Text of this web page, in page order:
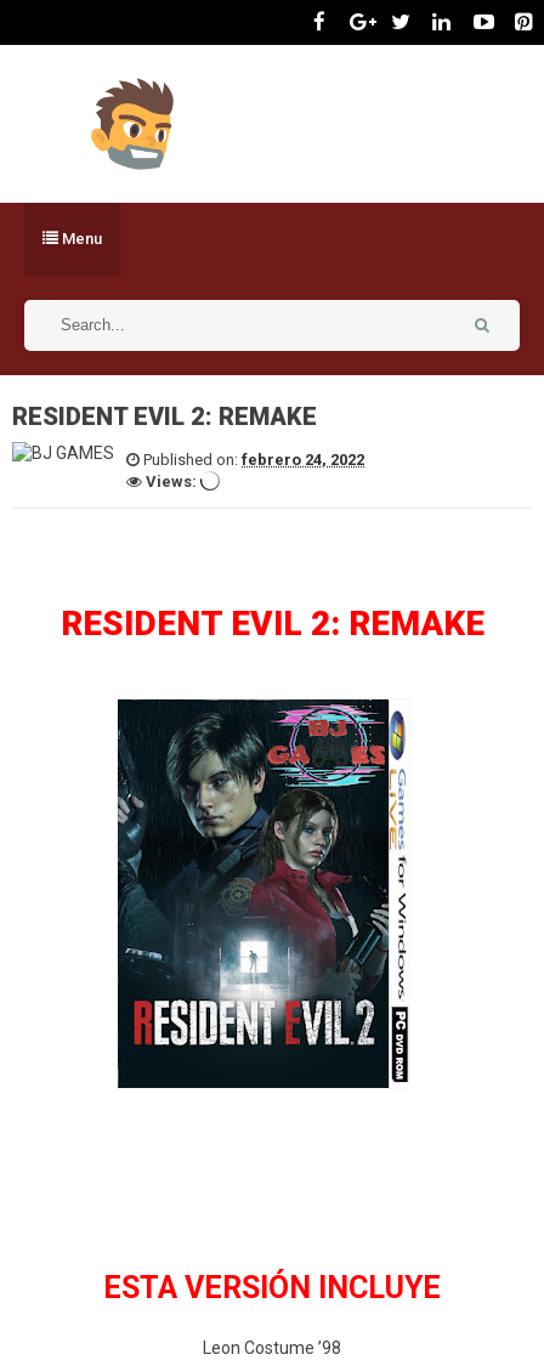
Menu
RESIDENT EVIL 2: REMAKE
Published on: febrero 24, 2022
Views:
RESIDENT EVIL 2: REMAKE
ESTA VERSIÓN INCLUYE
Leon Costume ’98